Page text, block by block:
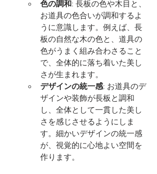
色の調和: 長板の色や木目と、
お道具の色合いが調和するよ
うに意識します。例えば、長
板の自然な木の色と、道具の
色がうまく組み合わさること
で、全体的に落ち着いた美し
さが生まれます。
デザインの統一感: お道具のデ
ザインや装飾が長板と調和
し、全体として一貫した美し
さを感じさせるようにしま
す。細かいデザインの統一感
が、視覚的に心地よい空間を
作ります。